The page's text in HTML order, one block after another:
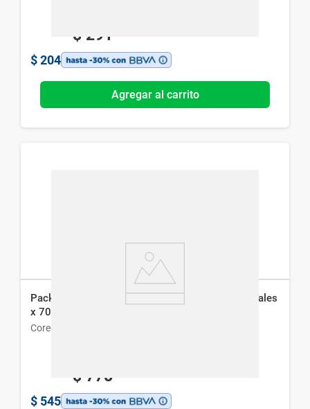
$ 291
$ 204
Agregar al carrito
Pack Corega Crema Adhesiva para Protesis Dentales
Corega
$ 778
$ 545